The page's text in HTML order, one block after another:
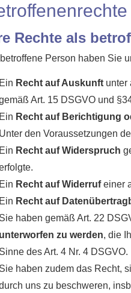
Rechte als
Person haben Sie
Ein Recht auf Auskunft unter
Art. 15 DSGVO und
Ein Recht auf Berichtigung
Unter den Voraussetzungen
Ein Recht auf Widerspruch
Ein Recht auf Widerrufeiner
Ein Recht auf
Sie haben gemäß Art. 22
unterworfen zu werden, die
Sinne des Art. 4 Nr. 4 DSGVO.
Sie haben zudem das Recht,
uns zu beschweren,